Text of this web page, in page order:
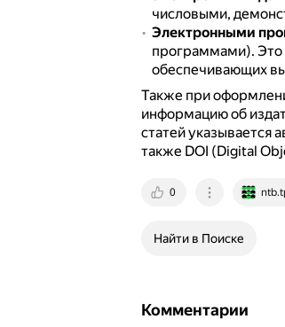
числовыми,
Электронными
программами). Это
обеспечивающих
Также при
информацию об
статей указывается
также DOI (Digital
0
Найти в Поиске
Комментарии